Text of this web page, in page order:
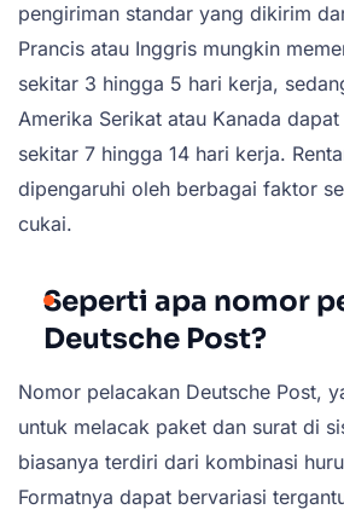
pengiriman standar yang dikirim
Prancis atau Inggris mungkin
sekitar 3 hingga 5 hari kerja,
Amerika Serikat atau Kanada
sekitar 7 hingga 14 hari kerja.
dipengaruhi oleh berbagai faktor
cukai.
Seperti apa nomor
Deutsche Post?
Nomor pelacakan Deutsche Post,
untuk melacak paket dan surat di
biasanya terdiri dari kombinasi
Formatnya dapat bervariasi